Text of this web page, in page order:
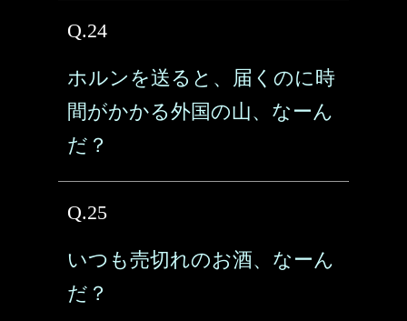
Q.24
ホルンを送ると、届くのに時
間がかかる外国の山、なーん
だ？
Q.25
いつも売切れのお酒、なーん
だ？